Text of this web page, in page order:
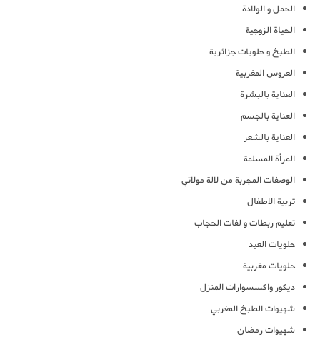
الحمل و الولادة
الحياة الزوجية
الطبخ و حلويات جزائرية
العروس المغربية
العناية بالبشرة
العناية بالجسم
العناية بالشعر
المرأة المسلمة
الوصفات المجربة من لالة مولاتي
تربية الاطفال
تعليم ربطات و لفات الحجاب
حلويات العيد
حلويات مغربية
ديكور واكسسوارات المنزل
شهيوات الطبخ المغربي
شهيوات رمضان